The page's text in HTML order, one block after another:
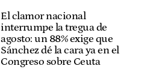
El clamor nacional
interrumpe la tregua de
agosto: un 88% exige que
Sánchez dé la cara ya en el
Congreso sobre Ceuta